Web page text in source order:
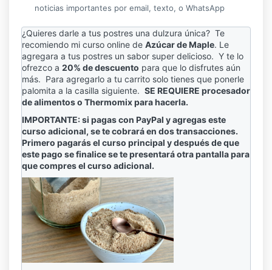
noticias importantes por email, texto, o WhatsApp
¿Quieres darle a tus postres una dulzura única? Te
recomiendo mi curso online de Azúcar de Maple. Le
agregara a tus postres un sabor super delicioso. Y te lo
ofrezco a 20% de descuento para que lo disfrutes aún
más. Para agregarlo a tu carrito solo tienes que ponerle
palomita a la casilla siguiente. SE REQUIERE procesador
de alimentos o Thermomix para hacerla.
IMPORTANTE: si pagas con PayPal y agregas este
curso adicional, se te cobrará en dos transacciones.
Primero pagarás el curso principal y después de que
este pago se finalice se te presentará otra pantalla para
que compres el curso adicional.